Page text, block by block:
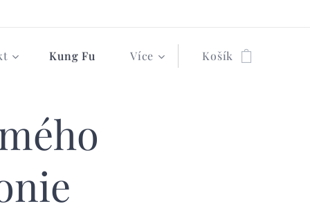
Kung Fu Více Košík